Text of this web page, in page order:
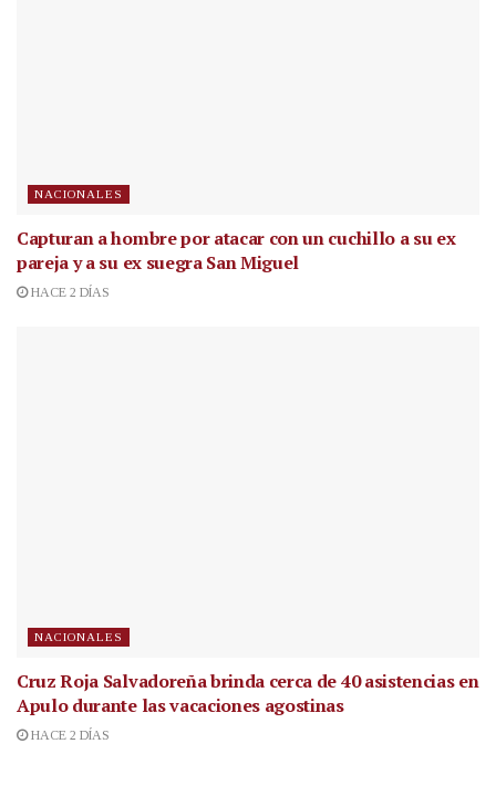
NACIONALES
Capturan a hombre por atacar con un cuchillo a su ex
pareja y a su ex suegra San Miguel
HACE 2 DÍAS
NACIONALES
Cruz Roja Salvadoreña brinda cerca de 40 asistencias en
Apulo durante las vacaciones agostinas
HACE 2 DÍAS